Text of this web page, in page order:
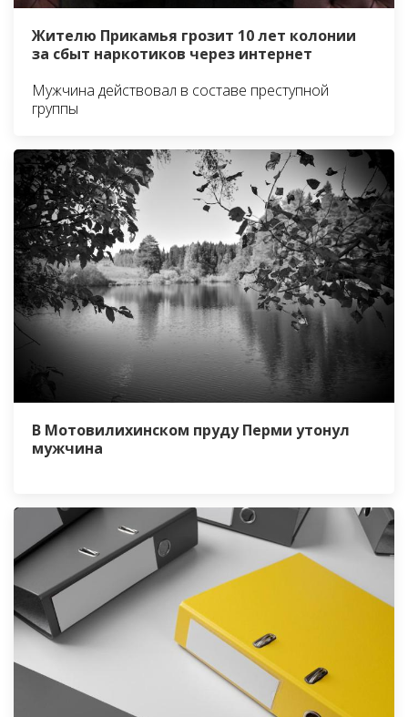
Жителю Прикамья грозит 10 лет колонии
за сбыт наркотиков через интернет
Мужчина действовал в составе преступной
группы
В Мотовилихинском пруду Перми утонул
мужчина